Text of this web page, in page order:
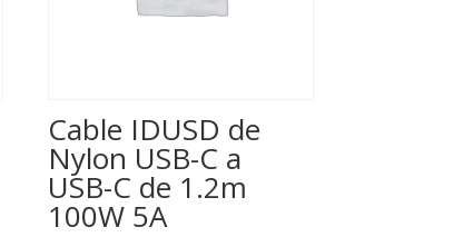
Cable IDUSD de
Nylon USB-C a
USB-C de 1.2m
100W 5A